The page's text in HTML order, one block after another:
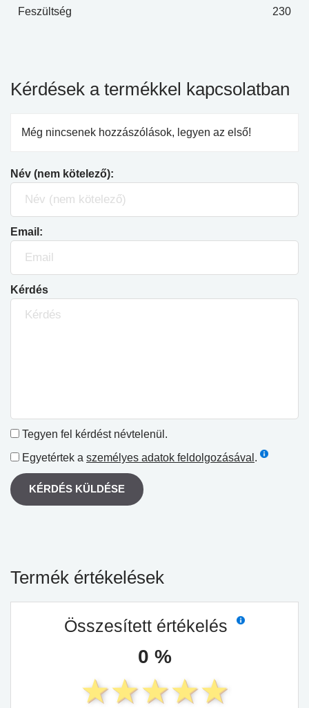
Feszültség 230
Kérdések a termékkel kapcsolatban
Még nincsenek hozzászólások, legyen az első!
Név (nem kötelező):
Email:
Kérdés
Tegyen fel kérdést névtelenül.
Egyetértek a személyes adatok feldolgozásával .
KÉRDÉS KÜLDÉSE
Termék értékelések
Összesített értékelés
0 %